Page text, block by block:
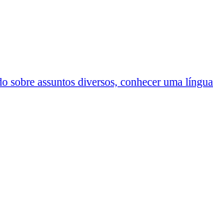
sobre assuntos diversos, conhecer uma língua